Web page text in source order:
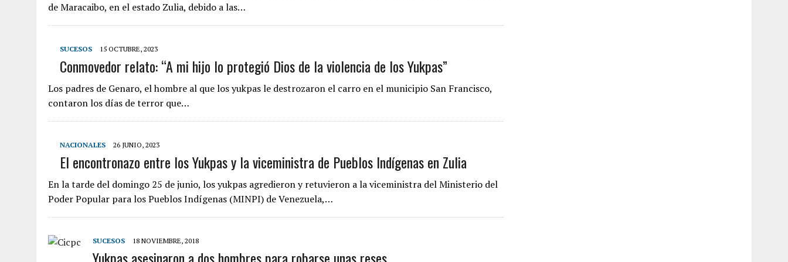
de Maracaibo, en el estado Zulia, debido a las…
SUCESOS 15 OCTUBRE, 2023
Conmovedor relato: “A mi hijo lo protegió Dios de la violencia de los Yukpas”
Los padres de Genaro, el hombre al que los yukpas le destrozaron el carro en el municipio San Francisco,
contaron los días de terror que…
NACIONALES 26 JUNIO, 2023
El encontronazo entre los Yukpas y la viceministra de Pueblos Indígenas en Zulia
En la tarde del domingo 25 de junio, los yukpas agredieron y retuvieron a la viceministra del Ministerio del
Poder Popular para los Pueblos Indígenas (MINPI) de Venezuela,…
SUCESOS 18 NOVIEMBRE, 2018